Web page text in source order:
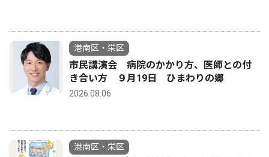
港南区・栄区
市民講演会 病院のかかり方、医師との付
き合い方 ９月19日 ひまわりの郷
2026.08.06
港南区・栄区